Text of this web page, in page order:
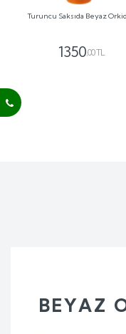
Turuncu Saksıda Beyaz
1350,00 TL
BEYAZ